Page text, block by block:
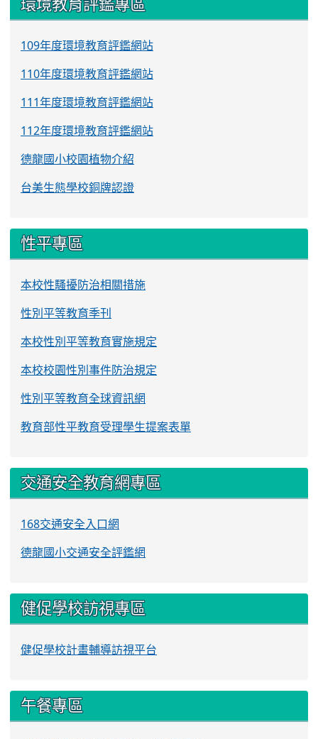
109年度環境教育評鑑網站
110年度環境教育評鑑網站
111年度環境教育評鑑網站
112年度環境教育評鑑網站
德龍國小校園植物介紹
台美生態學校銅牌認證
性平專區
本校性騷擾防治相關措施
性別平等教育季刊
本校性別平等教育實施規定
本校校園性別事件防治規定
性別平等教育全球資訊網
教育部性平教育受理學生提案表單
交通安全教育網專區
168交通安全入口網
德龍國小交通安全評鑑網
健促學校訪視專區
健促學校計畫輔導訪視平台
午餐專區